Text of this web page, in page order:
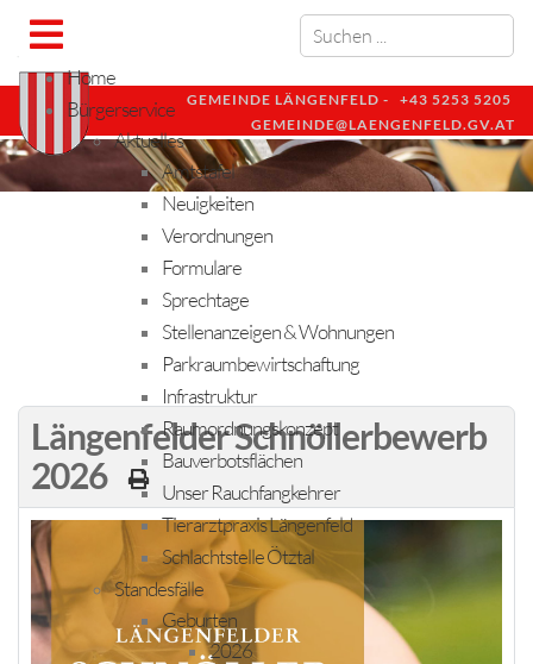
GEMEINDE LÄNGENFELD - +43 5253 5205
GEMEINDE@LAENGENFELD.GV.AT
Home
Bürgerservice
Aktuelles
Amtstafel
Neuigkeiten
Verordnungen
Formulare
Sprechtage
Stellenanzeigen & Wohnungen
Parkraumbewirtschaftung
Infrastruktur
Raumordnungskonzept
Bauverbotsflächen
Unser Rauchfangkehrer
Tierarztpraxis Längenfeld
Schlachtstelle Ötztal
Standesfälle
Geburten
2026
Längenfelder Schnöllerbewerb
2026